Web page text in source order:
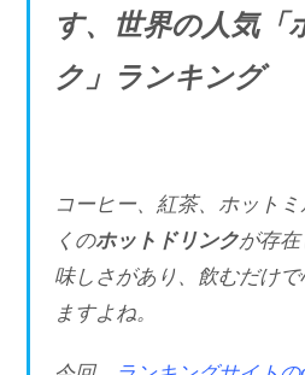
す、世界の人気「
ク」ランキング
コーヒー、紅茶、ホット
くのホットドリンクが存
味しさがあり、飲むだけ
ますよね。